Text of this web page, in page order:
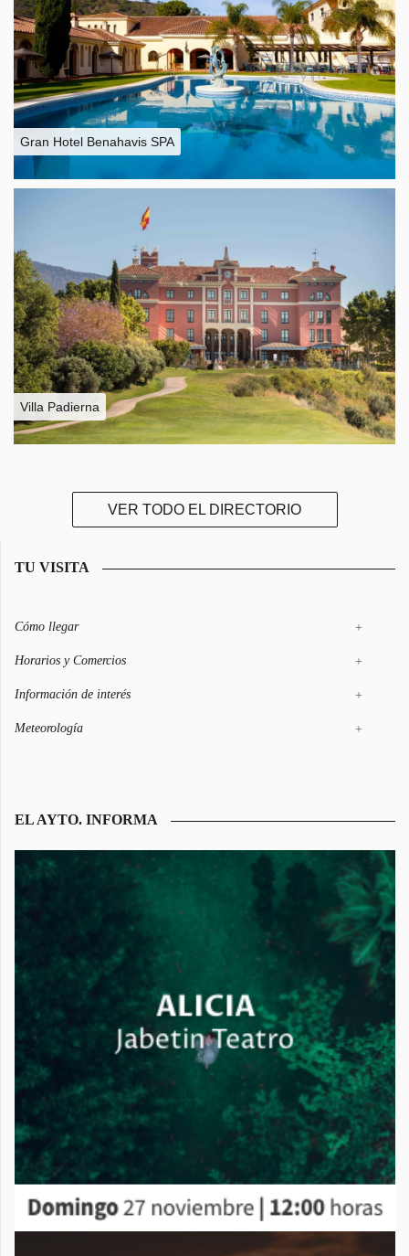
Gran Hotel Benahavis SPA
Villa Padierna
VER TODO EL DIRECTORIO
TU VISITA
Cómo llegar +
Horarios y Comercios +
Información de interés +
Meteorología +
EL AYTO. INFORMA